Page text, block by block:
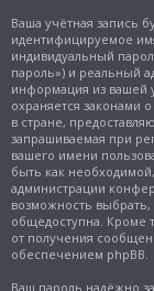
Ваша учётная запись
идентифицируемое
индивидуальный
пароль») и реальный
информация из вашей
охраняется
в стране,
запрашиваемая при
вашего имени
быть как
администрации
возможность
общедоступна. Кроме
от получения
обеспечением phpBB.
Ваш пароль надёжно